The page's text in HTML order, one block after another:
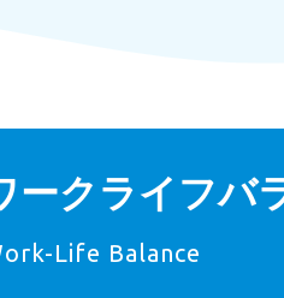
ークライフバ
Life Balance